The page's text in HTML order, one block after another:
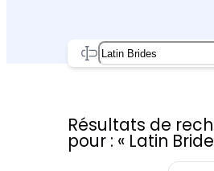
Search
Résultats de
pour : « Latin